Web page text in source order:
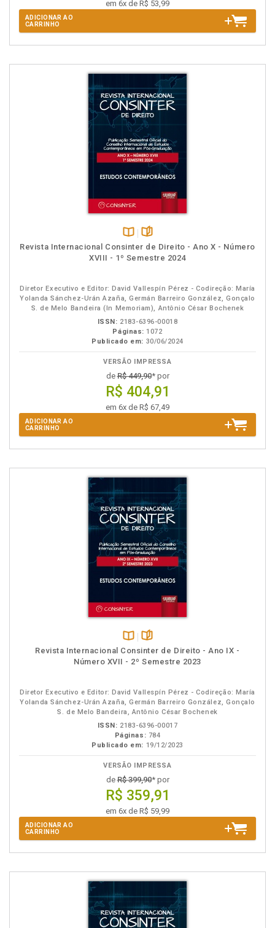
em 6x de R$ 53,99
ADICIONAR AO
CARRINHO
Disponível
na
páginas
Revista Internacional Consinter de Direito - Ano X - Número
XVIII - 1º Semestre 2024
Diretor Executivo e Editor: David Vallespín Pérez - Codireção: María
Yolanda Sánchez-Urán Azaña, Germán Barreiro González, Gonçalo
S. de Melo Bandeira (In Memoriam), Antônio César Bochenek
ISSN: 2183-6396-00018
Páginas: 1072
Publicado em: 30/06/2024
VERSÃO IMPRESSA
deR$ 449,90* por
R$ 404,91
em 6x de R$ 67,49
ADICIONAR AO
CARRINHO
Disponível
na
páginas
Revista Internacional Consinter de Direito - Ano IX -
Número XVII - 2º Semestre 2023
Diretor Executivo e Editor: David Vallespín Pérez - Codireção: María
Yolanda Sánchez-Urán Azaña, Germán Barreiro González, Gonçalo
S. de Melo Bandeira, Antônio César Bochenek
ISSN: 2183-6396-00017
Páginas: 784
Publicado em: 19/12/2023
VERSÃO IMPRESSA
deR$ 399,90* por
R$ 359,91
em 6x de R$ 59,99
ADICIONAR AO
CARRINHO